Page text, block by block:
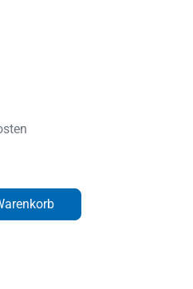
gewünschten